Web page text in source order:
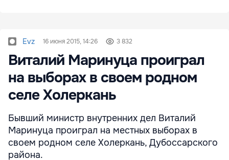
Evz 16 июня 2015, 14:26 3 832
Виталий Маринуца проиграл
на выборах в своем родном
селе Холеркань
Бывший министр внутренних дел Виталий
Маринуца проиграл на местных выборах в
своем родном селе Холеркань, Дубоссарского
района.